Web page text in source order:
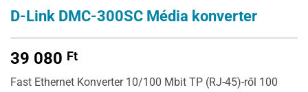
D-Link DMC-300SC Média konverter
39 080 Ft
Fast Ethernet Konverter 10/100 Mbit TP (RJ-45)-ről 100